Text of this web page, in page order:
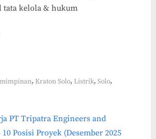
tata kelola & hukum
,Kraton Solo,Listrik,Solo,
PT Tripatra Engineers and
Posisi Proyek (Desember 2025